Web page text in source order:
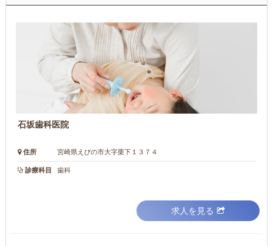
石坂歯科医院
住所 宮崎県えびの市大字栗下１３７４
診療科目 歯科
求人を見る